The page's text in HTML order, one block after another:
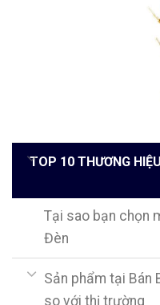
TOP 10 THƯƠNG
Tại sao bạn chọn
Đèn
Sản phẩm tại Bán
so với thị trường